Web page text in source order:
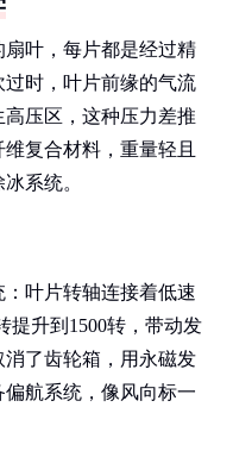
叶，每片都是经过精
时，叶片前缘的气流
压区，这种压力差推
复合材料，重量轻且
系统。
叶片转轴连接着低速
提升到1500转，带动发
了齿轮箱，用永磁发
航系统，像风向标一